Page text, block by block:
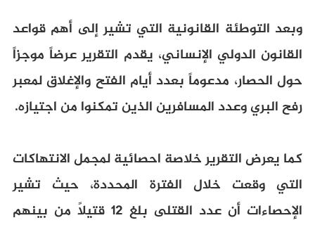
وبعد التوطئة القانونية التي تشير إلى أهم قواعد
القانون الدولي الإنساني، يقدم التقرير عرضاً موجزاً
حول الحصار، مدعوماً بعدد أيام الفتح والإغلاق لمعبر
رفح البري وعدد المسافرين الذين تمكنوا من اجتيازه.
كما يعرض التقرير خلاصة احصائية لمجمل الانتهاكات
التي وقعت خلال الفترة المحددة، حيث تشير
الإحصاءات أن عدد القتلى بلغ 12 قتيلاً من بينهم